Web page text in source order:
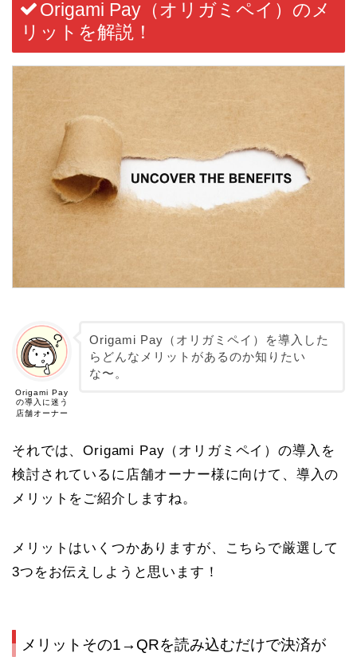
Origami Pay（オリガミペイ）のメ
リットを解説！
Origami Pay
の導入に迷う
店舗オーナー
Origami Pay（オリガミペイ）を導入した
らどんなメリットがあるのか知りたい
な〜。
それでは、Origami Pay （オリガミペイ）の導入を
検討されているに店舗オーナー様に向けて、導入の
メリットをご紹介しますね。
メリットはいくつかありますが、こちらで厳選して
3つをお伝えしようと思います！
メリットその1→QRを読み込むだけで決済が